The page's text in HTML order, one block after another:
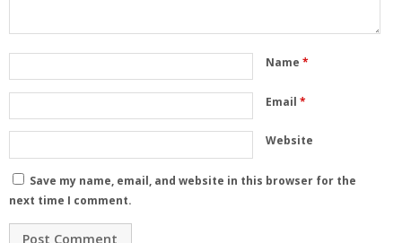
Name *
Email *
Website
Save my name, email, and website in this browser for the
next time I comment.